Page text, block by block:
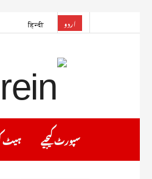
اردو हिन्दी
ہیٹ سپورٹ کیجیے